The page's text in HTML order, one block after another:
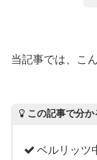
当記事では、こ
この記事で分か
ベルリッツ